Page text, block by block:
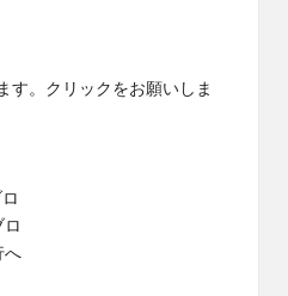
す。クリックをお願いしま